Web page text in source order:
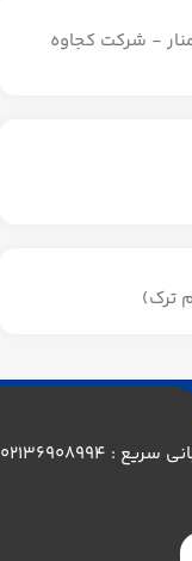
- شرکت کجاوه
: 02136908994